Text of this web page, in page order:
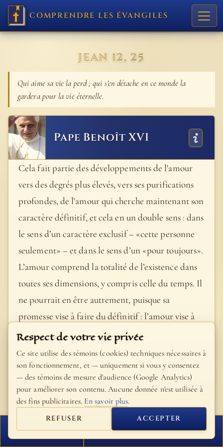
COMPRENDRE LES ÉVANGILES
JEAN 12, 25
Qui aime sa vie la perd ; qui s’en détache en ce monde la
gardera pour la vie éternelle.
Pape Benoît XVI
Cela fait partie des développements de l'amour
vers des degrés plus élevés, vers ses purifications
profondes, de l'amour qui cherche maintenant son
caractère définitif, et cela en un double sens : dans
le sens d’un caractère exclusif – «cette personne
seulement» – et dans le sens d’un «pour toujours».
L’amour comprend la totalité de l’existence dans
toutes ses dimensions, y compris celle du temps. Il
ne pourrait en être autrement, puisque sa
promesse vise à faire du définitif : l’amour vise à
l’éternité. Oui, l’amour est «extase», mais extase
non pas dans le sens d’un moment d’ivresse, mais
extase comme chemin, comme exode permanent
allant du je enfermé sur lui-même vers sa
libération dans le don de soi, et précisément ainsi
vers la découverte de soi-même, plus encore vers
la découverte de Dieu : «Qui cherchera à
FERMER PROCHAIN VERSET
Respect de votre vie privée
Ce site utilise des témoins (cookies) techniques nécessaires à
son fonctionnement, et — uniquement si vous y consentez
— des témoins de mesure d'audience (Google Analytics)
pour améliorer son contenu. Aucune donnée n'est utilisée à
des fins publicitaires. En savoir plus.
REFUSER ACCEPTER